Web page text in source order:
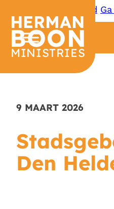
Ga naar hoofdinhoud
MINISTRIES
BOON
HERMAN
9 MAART 2026
Den